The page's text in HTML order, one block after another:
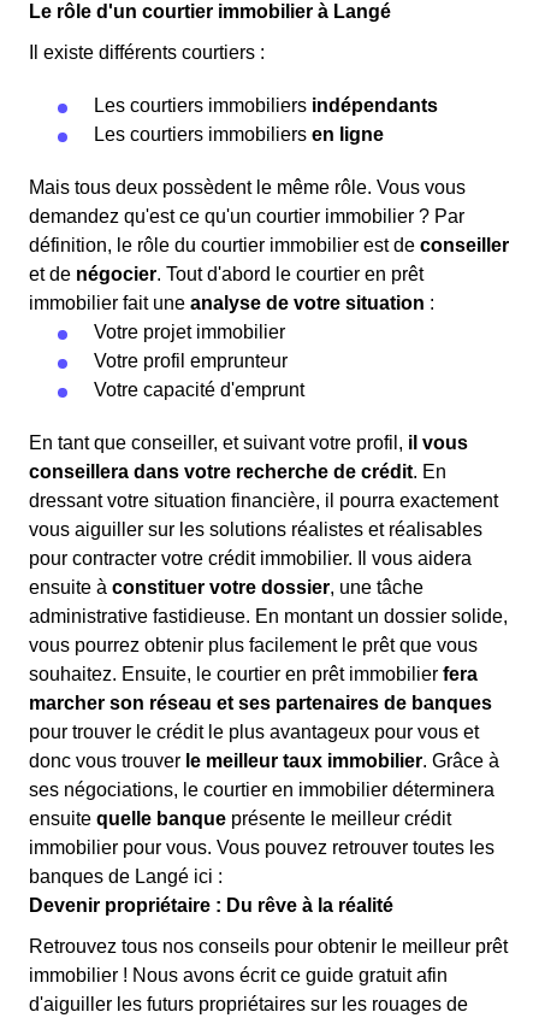
Le rôle d'un courtier immobilier à Langé
Il existe différents courtiers :
Les courtiers immobiliers indépendants
Les courtiers immobiliers en ligne
Mais tous deux possèdent le même rôle. Vous vous
demandez qu'est ce qu'un courtier immobilier ? Par
définition, le rôle du courtier immobilier est de conseiller
et de négocier. Tout d'abord le courtier en prêt
immobilier fait une analyse de votre situation :
Votre projet immobilier
Votre profil emprunteur
Votre capacité d'emprunt
En tant que conseiller, et suivant votre profil, il vous
conseillera dans votre recherche de crédit. En
dressant votre situation financière, il pourra exactement
vous aiguiller sur les solutions réalistes et réalisables
pour contracter votre crédit immobilier. Il vous aidera
ensuite à constituer votre dossier, une tâche
administrative fastidieuse. En montant un dossier solide,
vous pourrez obtenir plus facilement le prêt que vous
souhaitez. Ensuite, le courtier en prêt immobilier fera
marcher son réseau et ses partenaires de banques
pour trouver le crédit le plus avantageux pour vous et
donc vous trouver le meilleur taux immobilier. Grâce à
ses négociations, le courtier en immobilier déterminera
ensuite quelle banque présente le meilleur crédit
immobilier pour vous. Vous pouvez retrouver toutes les
banques de Langé ici :
Devenir propriétaire : Du rêve à la réalité
Retrouvez tous nos conseils pour obtenir le meilleur prêt
immobilier ! Nous avons écrit ce guide gratuit afin
d'aiguiller les futurs propriétaires sur les rouages de